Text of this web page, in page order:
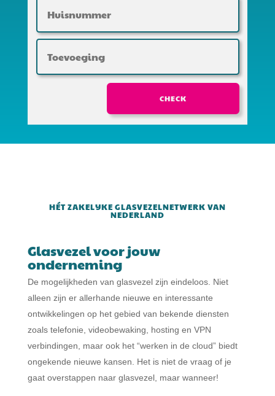
CHECK
HÉT ZAKELIJKE GLASVEZELNETWERK VAN
NEDERLAND
Glasvezel voor jouw
onderneming
De mogelijkheden van glasvezel zijn eindeloos. Niet
alleen zijn er allerhande nieuwe en interessante
ontwikkelingen op het gebied van bekende diensten
zoals telefonie, videobewaking, hosting en VPN
verbindingen, maar ook het “werken in de cloud” biedt
ongekende nieuwe kansen. Het is niet de vraag of je
gaat overstappen naar glasvezel, maar wanneer!